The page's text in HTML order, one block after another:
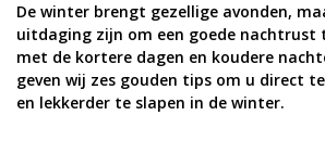
De winter brengt gezellige avonden,
uitdaging zijn om een goede nachtrust
met de kortere dagen en koudere
geven wij zes gouden tips om u direct
en lekkerder te slapen in de winter.